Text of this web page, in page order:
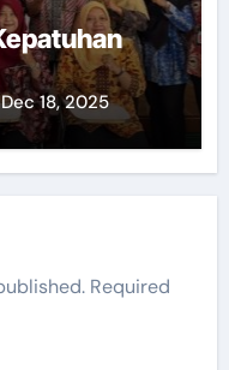
Dec 18, 2025
Required